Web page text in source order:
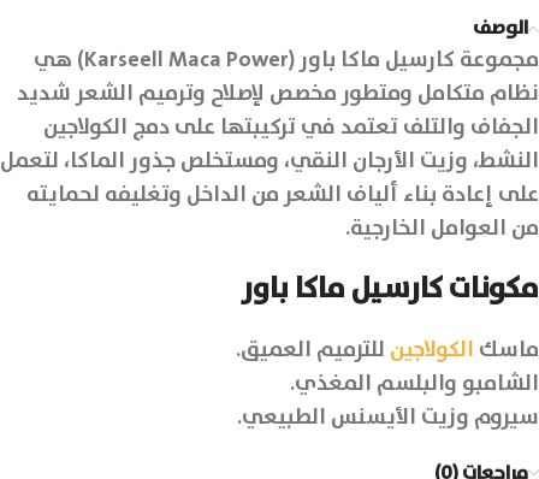
الوصف
مجموعة كارسيل ماكا باور (Karseell Maca Power) هي
نظام متكامل ومتطور مخصص لإصلاح وترميم الشعر شديد
الجفاف والتلف تعتمد في تركيبتها على دمج الكولاجين
النشط، وزيت الأرجان النقي، ومستخلص جذور الماكا، لتعمل
على إعادة بناء ألياف الشعر من الداخل وتغليفه لحمايته
من العوامل الخارجية.
مكونات كارسيل ماكا باور
ماسك الكولاجين للترميم العميق.
الشامبو والبلسم المغذي.
سيروم وزيت الأيسنس الطبيعي.